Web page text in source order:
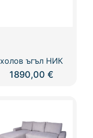
холов ъгъл НИК
1890,00 €